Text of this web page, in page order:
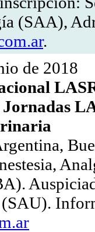
(SAA),
.
de 2018